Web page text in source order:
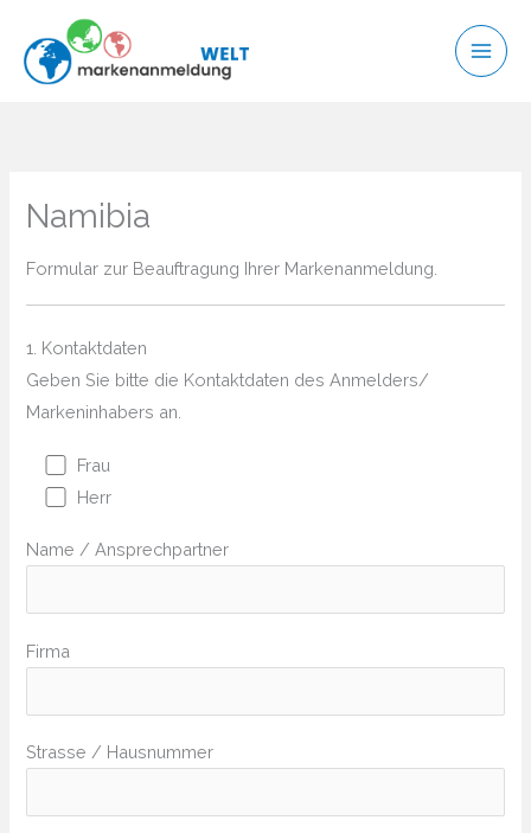
Inhalt
springen
Namibia
Formular zur Beauftragung Ihrer Markenanmeldung.
1. Kontaktdaten
Geben Sie bitte die Kontaktdaten des Anmelders/
Markeninhabers an.
Frau
Herr
Name / Ansprechpartner
Firma
Strasse / Hausnummer